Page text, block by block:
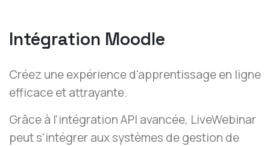
Intégration Moodle
Créez une expérience d'apprentissage en ligne
efficace et attrayante.
Grâce à l'intégration API avancée, LiveWebinar
peut s'intégrer aux systèmes de gestion de